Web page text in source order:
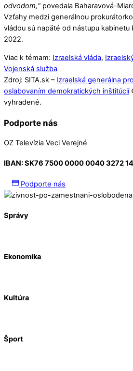
odvodom,“povedala Baharavová-
Vzťahy medzi generálnou
vládou sú napäté od nástupu
2022.
Viac k témam: Izraelská vláda,
Vojenská služba
Zdroj: SITA.sk – Izraelská generálna
oslabovaním demokratických inštitúcií
vyhradené.
Podporte nás
OZ Televízia Veci Verejné
IBAN:SK76 7500 0000 0040 3272
Podporte nás
Správy
Ekonomika
Kultúra
Šport